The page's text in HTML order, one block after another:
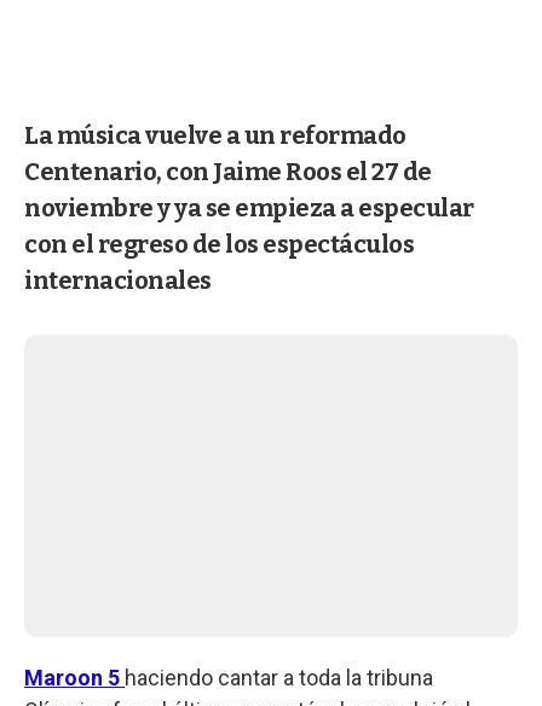
La música vuelve a un reformado
Centenario, con Jaime Roos el 27 de
noviembre y ya se empieza a especular
con el regreso de los espectáculos
internacionales
Maroon 5 haciendo cantar a toda la tribuna